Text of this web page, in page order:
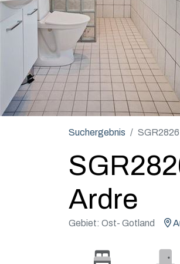
Suchergebnis
Ardre
Gebiet: Ost- Gotland